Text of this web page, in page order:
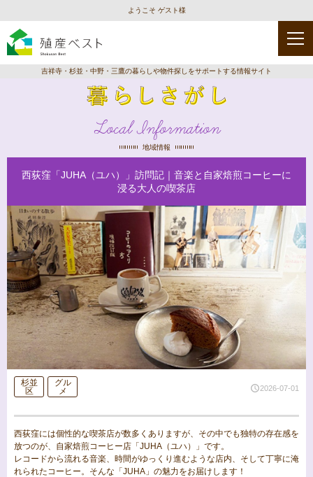
ようこそ ゲスト様
吉祥寺・杉並・中野・三鷹の暮らしや物件探しをサポートする情報サイト
Local Information
地域情報
西荻窪「JUHA（ユハ）」訪問記｜音楽と自家焙煎コーヒーに
浸る大人の喫茶店
杉並
区
グル
メ
2026-07-01
西荻窪には個性的な喫茶店が数多くありますが、その中でも独特の存在感を
放つのが、自家焙煎コーヒー店「JUHA（ユハ）」です。
レコードから流れる音楽、時間がゆっくり進むような店内、そして丁寧に淹
れられたコーヒー。そんな「JUHA」の魅力をお届けします！